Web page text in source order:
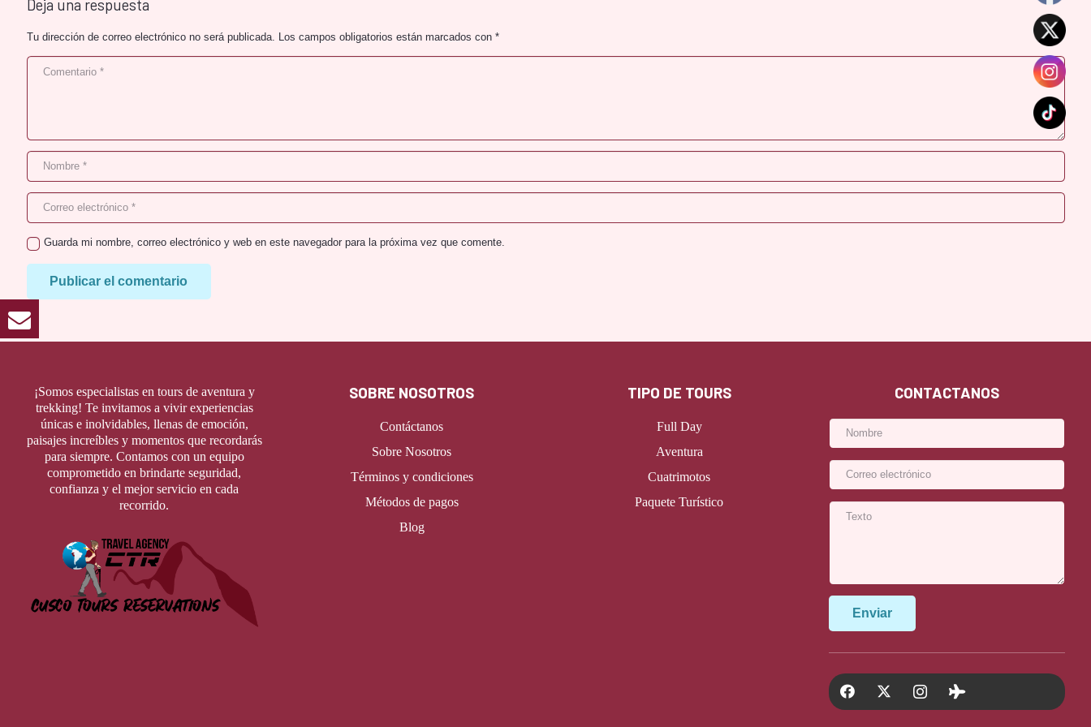
Deja una respuesta
Tu dirección de correo electrónico no será publicada. Los campos obligatorios están marcados con *
Guarda mi nombre, correo electrónico y web en este navegador para la próxima vez que comente.
Publicar el comentario
¡Somos especialistas en tours de aventura y
trekking! Te invitamos a vivir experiencias
únicas e inolvidables, llenas de emoción,
paisajes increíbles y momentos que recordarás
para siempre. Contamos con un equipo
comprometido en brindarte seguridad,
confianza y el mejor servicio en cada
recorrido.
SOBRE NOSOTROS
Contáctanos
Sobre Nosotros
Términos y condiciones
Métodos de pagos
Blog
TIPO DE TOURS
Full Day
Aventura
Cuatrimotos
Paquete Turístico
CONTACTANOS
Enviar